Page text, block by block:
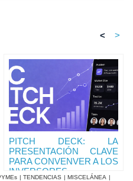
< >
PITCH DECK: LA
PRESENTACIÓN CLAVE
PARA CONVENVER A LOS
INVERSORES
| TENDENCIAS | MISCELÁNEA |